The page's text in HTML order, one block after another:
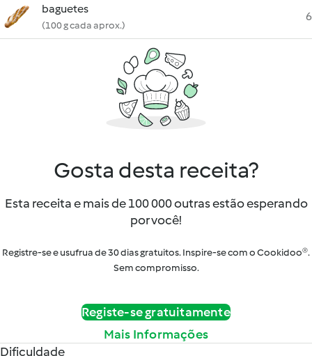
baguetes
(100 g cada aprox.)
6
Gosta desta receita?
Esta receita e mais de 100 000 outras estão esperando
por você!
Registre-se e usufrua de 30 dias gratuitos. Inspire-se com o Cookidoo®.
Sem compromisso.
Registe-se gratuitamente
Mais Informações
Dificuldade